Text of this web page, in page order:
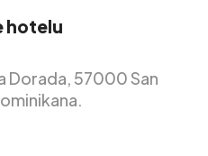
hotelu
Dorada, 57000 San